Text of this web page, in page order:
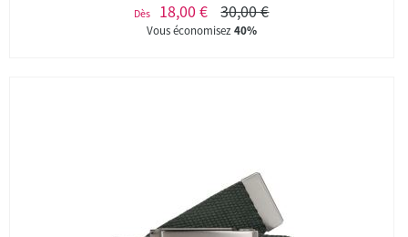
Dès 18,00 € 30,00 €
Vous économisez40%